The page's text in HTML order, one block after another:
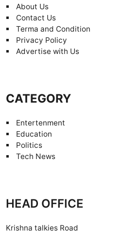
About Us
Contact Us
Terma and Condition
Privacy Policy
Advertise with Us
CATEGORY
Entertenment
Education
Politics
Tech News
HEAD OFFICE
Krishna talkies Road